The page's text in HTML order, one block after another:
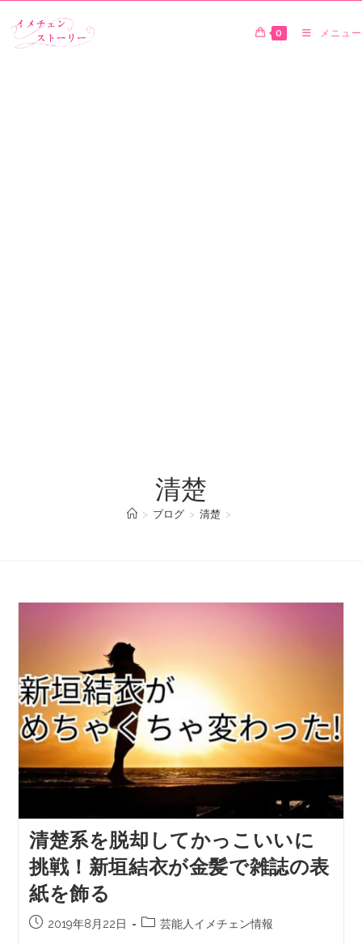
0 メニュー
清楚
> ブログ > 清楚 >
清楚系を脱却してかっこいいに
挑戦！新垣結衣が金髪で雑誌の表
紙を飾る
2019年8月22日 芸能人イメチェン情報